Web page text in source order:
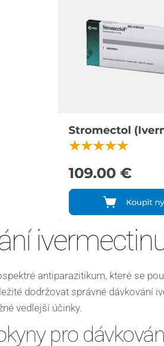
antiparazitikum, které se
dodržovat správné dávkování
vedlejší účinky.
pro